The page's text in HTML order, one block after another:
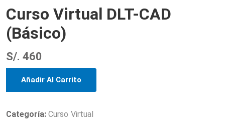
Curso Virtual DLT-CAD
(Básico)
S/. 460
Añadir Al Carrito
Categoría: Curso Virtual